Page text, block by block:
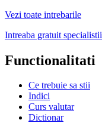
Vezi toate intrebarile
Intreaba gratuit specialistii
Functionalitati
Ce trebuie sa stii
Indici
Curs valutar
Dictionar